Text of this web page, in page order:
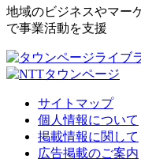
地域のビジネスやマー
で事業活動を支援
サイトマップ
個人情報について
掲載情報に関して
広告掲載のご案内